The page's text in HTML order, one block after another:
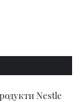
Nestle